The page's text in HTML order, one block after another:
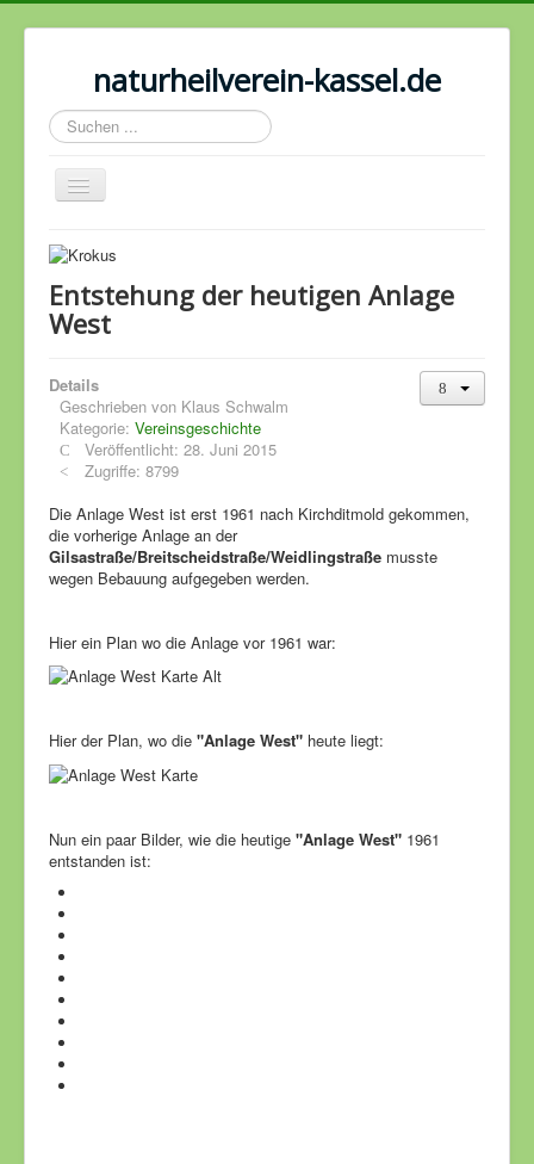
naturheilverein-kassel.de
Suchen
...
Navigation
an/aus
Naturheilverein
Termine
125 Jahr Feier
Freie Gärten
Wettbewerbe
Bilder
Geschichtliches
Entstehung der heutigen Anlage
West
Details
Geschrieben von Klaus Schwalm
Kategorie: Vereinsgeschichte
Veröffentlicht: 28. Juni 2015
Zugriffe: 8799
Die Anlage West ist erst 1961 nach Kirchditmold gekommen,
die vorherige Anlage an der
Gilsastraße/Breitscheidstraße/Weidlingstraße musste
wegen Bebauung aufgegeben werden.
Hier ein Plan wo die Anlage vor 1961 war:
Hier der Plan, wo die "Anlage West" heute liegt:
Nun ein paar Bilder, wie die heutige "Anlage West" 1961
entstanden ist: